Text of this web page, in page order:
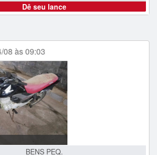
Dê seu lance
08 às 09:03
BENS PEQ.